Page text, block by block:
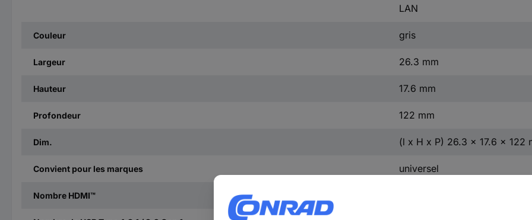
LAN
Couleur gris
Largeur 26.3 mm
Hauteur 17.6 mm
Profondeur 122 mm
Dim. (l x H x P) 26.3 x 17.6 x 122
Convient pour les marques universel
Nombre HDMI™